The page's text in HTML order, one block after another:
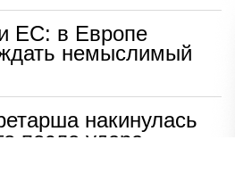
ЕС: в Европе
немыслимый
накинулась
после удара